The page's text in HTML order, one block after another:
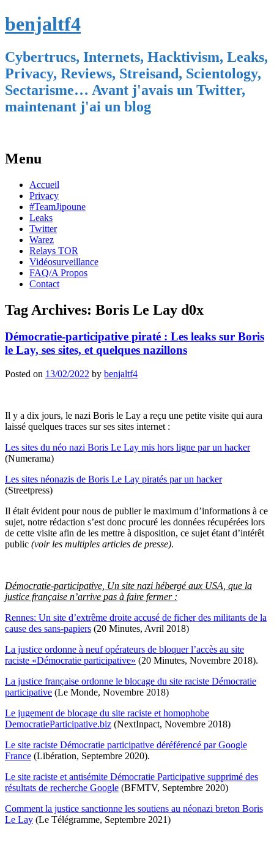
benjaltf4
Cybertrucs, Internets, Hacktivism, Leaks,
Privacy, Reviews, Streisand, Scientology,
Sectarisme… Avant j'avais un Twitter,
maintenant j'ai un blog
Menu
Skip
content
Accueil
Privacy
#TeamJipoune
Leaks
Twitter
Warez
Relays TOR
Vidéosurveillance
FAQ/A Propos
Contact
Tag Archives: Boris Le Lay d0x
Démocratie-participative piraté : Les leaks sur Boris
le Lay, ses sites, et quelques nazillons
Posted on 13/02/2022 by benjaltf4
Il y a dix jours, le nazi Boris le Lay a reçu une petite visite qui aura
laissé quelques traces sur ses sites internet :
Les sites du néo nazi Boris Le Lay mis hors ligne par un hacker
(Numerama)
Les sites néonazis de Boris Le Lay piratés par un hacker
(Streetpress)
Il était évident pour nous de publier le maximum d’informations à ce
sujet, notre rédaction s’est donc procuré les données récupérées lors
de cette visite afin de les mettre à disposition, ce sujet étant d’intérêt
public (voir les multiples articles de presse).
Démocratie-participative, Un site nazi hébergé aux USA, que la
justice française n’arrive pas à faire fermer :
Rennes: Un site d’extrême droite accusé de ficher des militants de la
cause des sans-papiers (20 Minutes, Avril 2018)
La justice ordonne à neuf opérateurs de bloquer l’accès au site
raciste «Démocratie participative» (20 Minutes, Novembre 2018).
La justice française ordonne le blocage du site raciste Démocratie
participative (Le Monde, Novembre 2018)
Le jugement de blocage du site raciste et homophobe
DemocratieParticipative.biz (NextInpact, Novembre 2018)
Le site raciste Démocratie participative déréférencé par Google
France (Libération, Septembre 2020).
Le site raciste et antisémite Démocratie Participative supprimé des
résultats de recherche Google (BFMTV, Septembre 2020)
Comment la justice sanctionne les soutiens au néonazi breton Boris
Le Lay (Le Télégramme, Septembre 2021)